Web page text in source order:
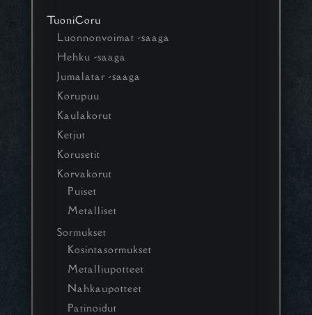
TuoniCoru
Luonnonvoimat -saaga
Hehku -saaga
Jumalatar -saaga
Korupuu
Kaulakorut
Ketjut
Korusetit
Korvakorut
Puiset
Metalliset
Sormukset
Kosintasormukset
Metalliupotteet
Nahkaupotteet
Patinoidut